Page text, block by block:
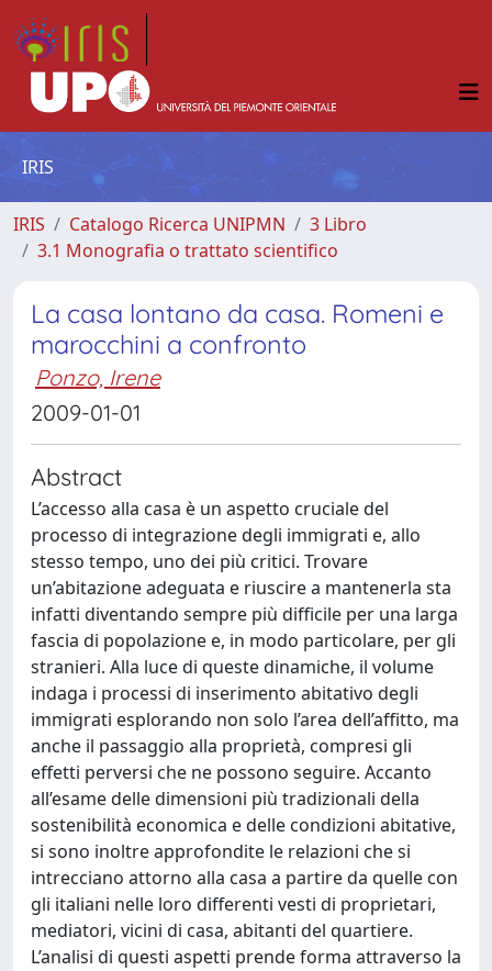
IRIS
IRIS Catalogo Ricerca UNIPMN
3 Libro
3.1 Monografia o trattato scientifico
La casa lontano da casa. Romeni e
marocchini a confronto
Ponzo, Irene
2009-01-01
Abstract
L’accesso alla casa è un aspetto cruciale del
processo di integrazione degli immigrati e, allo
stesso tempo, uno dei più critici. Trovare
un’abitazione adeguata e riuscire a mantenerla sta
infatti diventando sempre più difficile per una larga
fascia di popolazione e, in modo particolare, per gli
stranieri. Alla luce di queste dinamiche, il volume
indaga i processi di inserimento abitativo degli
immigrati esplorando non solo l’area dell’affitto, ma
anche il passaggio alla proprietà, compresi gli
effetti perversi che ne possono seguire. Accanto
all’esame delle dimensioni più tradizionali della
sostenibilità economica e delle condizioni abitative,
si sono inoltre approfondite le relazioni che si
intrecciano attorno alla casa a partire da quelle con
gli italiani nelle loro differenti vesti di proprietari,
mediatori, vicini di casa, abitanti del quartiere.
L’analisi di questi aspetti prende forma attraverso la